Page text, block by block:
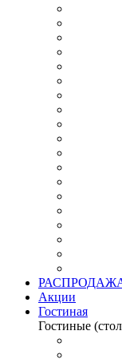
Акции
Гостиная
Гостиные